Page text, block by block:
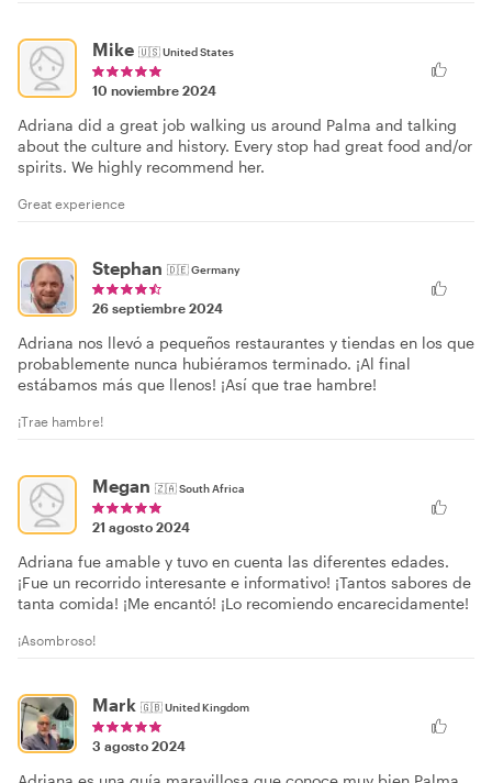
Mike 🇺🇸United States
10 noviembre 2024
Adriana did a great job walking us around Palma and talking
about the culture and history. Every stop had great food and/or
spirits. We highly recommend her.
Great experience
Stephan 🇩🇪Germany
26 septiembre 2024
Adriana nos llevó a pequeños restaurantes y tiendas en los que
probablemente nunca hubiéramos terminado. ¡Al final
estábamos más que llenos! ¡Así que trae hambre!
¡Trae hambre!
Megan 🇿🇦South Africa
21 agosto 2024
Adriana fue amable y tuvo en cuenta las diferentes edades.
¡Fue un recorrido interesante e informativo! ¡Tantos sabores de
tanta comida! ¡Me encantó! ¡Lo recomiendo encarecidamente!
¡Asombroso!
Mark 🇬🇧United Kingdom
3 agosto 2024